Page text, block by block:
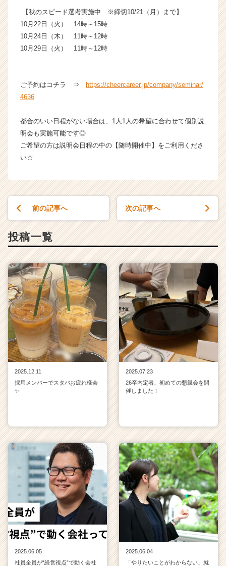
【秋のスピード選考実施中 ※締切10/21（月）まで】
10月22日（火） 14時～15時
10月24日（木） 11時～12時
10月29日（火） 11時～12時
ご予約はコチラ ⇒ https://cheercareer.jp/company/seminar/
4636
都合のいい日程がない場合は、1人1人の希望に合わせて個別説
明会も実施可能です◎
ご希望の方は説明会日程の中の【随時開催中】をご利用くださ
い☆
前の記事へ 次の記事へ
投稿一覧
2025.12.11
採用メンバーでスタバお疲れ様会
✨
2025.07.23
26卒内定者、初めての懇親会を開
催しました！
2025.06.05
社員全員が“経営視点”で動く会社
2025.06.04
「やりたいことがわからない」就